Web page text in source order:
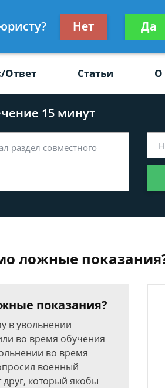
Получите
Ответ Статьи О
15 минут
ложные
показания?
в увольнении
во время обучения
во время
военный
друг, который якобы
Нет Да